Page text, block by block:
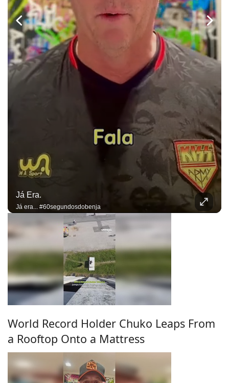
Já Era.
Já era... #60segundosdobenja
World Record Holder Chuko Leaps From
a Rooftop Onto a Mattress